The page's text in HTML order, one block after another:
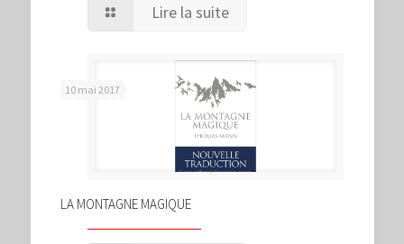
Lire la suite
10 mai 2017
LA MONTAGNE MAGIQUE